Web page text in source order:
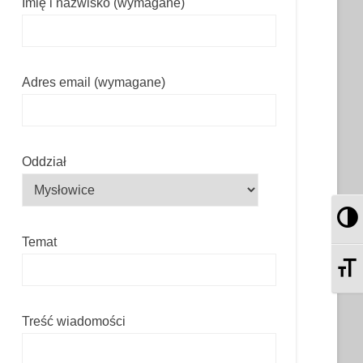
Imię i nazwisko (wymagane)
Adres email (wymagane)
Oddział
Temat
Treść wiadomości